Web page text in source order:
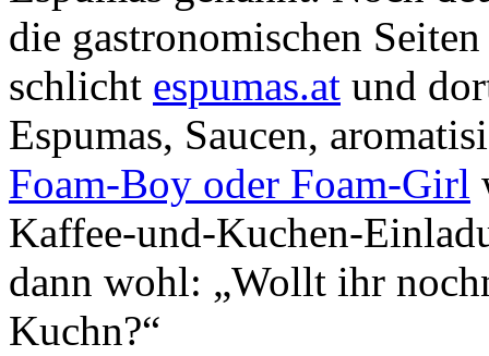
die gastronomischen
schlicht espumas.at und
Espumas, Saucen,
Foam-Boy oder Foam-Girl
Kaffee-und-Kuchen-
dann wohl: „Wollt ihr
Kuchn?“